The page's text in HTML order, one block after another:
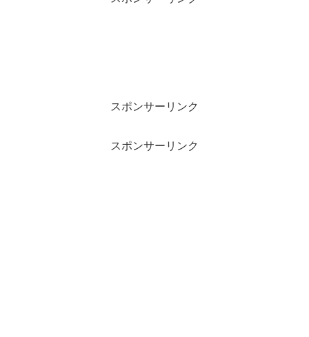
スポンサーリンク
スポンサーリンク